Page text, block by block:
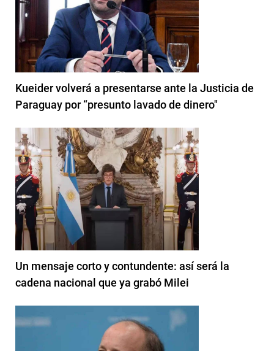
Kueider volverá a presentarse ante la Justicia de
Paraguay por “presunto lavado de dinero"
Un mensaje corto y contundente: así será la
cadena nacional que ya grabó Milei